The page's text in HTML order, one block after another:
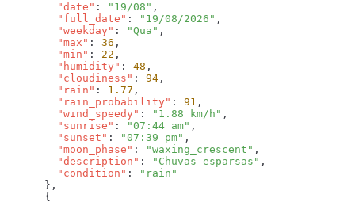
        "date"
: "19/08"
        "full_date"
: "19/08/2026"
        "weekday"
: "Qua"
        "max"
: 36
        "min"
: 22
        "humidity"
: 48
        "cloudiness"
: 94
        "rain"
: 1.77
        "rain_probability"
: 91
        "wind_speedy"
: "1.88 km/h"
        "sunrise"
: "07:44 am"
        "sunset"
: "07:39 pm"
        "moon_phase"
: "waxing_crescent"
        "description"
: "Chuvas esparsas"
        "condition"
: